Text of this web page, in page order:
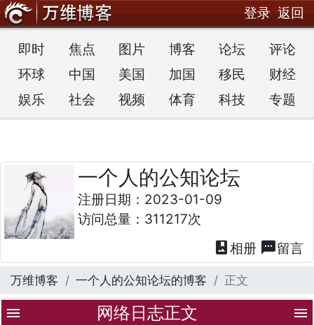
登录 返回
即时 焦点 图片 博客 论坛
评论
环球
中国 美国 加国 移民
财经
娱乐
社会 视频 体育 科技 专题
一个人的公知论坛
注册日期：2023-01-09
访问总量：311217次
photo_album 相册 textsms留言
万维博客 一个人的公知论坛的博客 正文
menu 网络日志正文 menu